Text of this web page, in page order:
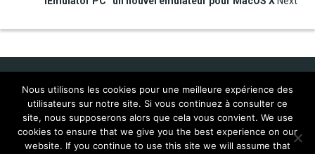
Idol Corporate
FAQ Mac:WMP 9 (français)
Localisations
Nous utilisons les cookies pour une meilleure expérience des
utilisateurs sur notre site. Si vous continuez à consulter ce
site, nous supposerons alors que cela vous convient. We use
cookies to ensure that we give you the best experience on our
website. If you continue to use this site we will assume that